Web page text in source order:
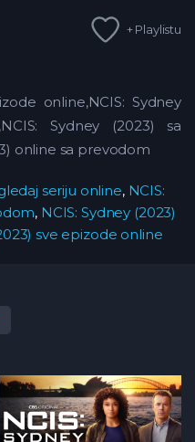
+ Playlistu
online,NCIS: Sydney
Sydney (2023) sa
online sa prevodom
seriju online, NCIS:
, NCIS: Sydney (2023)
sve epizode online